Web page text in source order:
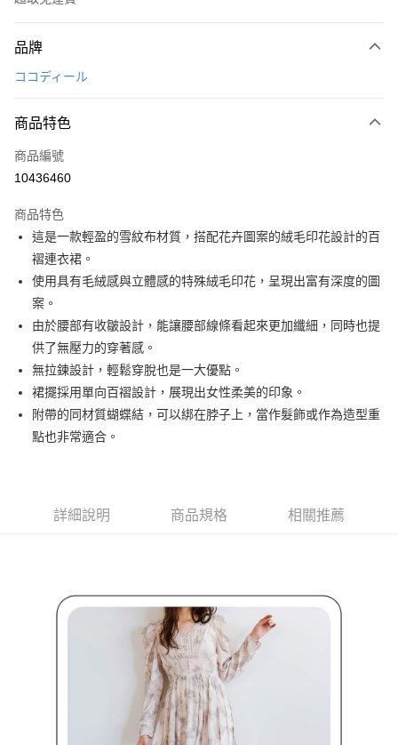
信用卡一次付款
LINE Pay
Apple Pay
悠遊付
大哥付你分期
相關說明
【大哥付你分期使用說明】
1.本服務由台灣大哥大提供，台灣大哥大用戶可立即使用無須另外申請。
2.付款方式選擇「大哥付你分期」，訂單成立後會自動跳轉到大哥付的交易
流程，驗證手機門號後，選擇欲分期的期數、繳款截止日，確認付款後即完
成交易。
3.實際核准額度、可分期數及費用金額請依後續交易確認頁面所載為準。
4.訂單成立30分鐘內，如未前往確認交易或遇審核未通過，訂單將自動取
消。如遇「轉專審核」未通過狀況，表示未達大哥付你分期系統評分，恕無
【繳款方式說明】
帳／街口支付／iPASS MONEY」等通路繳費。
2.基於同意付款使用「大哥付你分期」之契約關係目的，商店將以您的個人
資料（包含姓名、電話或地址）提供予台灣大哥大進項蒐集、處理及利用，
由本公司與您本人進行分期帳單所需資料之確認、核對及更正。
3.完整用戶服務條款，請詳閱以下連結：
https://oppay.tw/userRule
AFTEE先享後付
相關說明
【關於「AFTEE先享後付」】
AFTEE先享後付是「在收到商品之後才付款」的支付方式。 讓您購物簡單
便利好安心！
１．簡單：不需註冊會員、不需綁卡、不需儲值。
２．便利：只要手機號碼，簡訊認證，即可結帳。
３．安心：先確認商品／服務後，再付款。
２．訂單成立數日內，您將收到繳費通知簡訊。
後付繳納相關費用。
※ 交易是否成功請以「AFTEE先享後付 」之結帳頁面顯示為準，若有關於
是否繳費成功／繳費後需取消欲退款等相關疑問，請聯繫「AFTEE先享後付
https://netprotections.freshdesk.com/support/home
１．透過由恩沛科技股份有限公司提供之「AFTEE先享後付」服務完成之交
易，需依本服務之必要範圍內提供個人資料，並將交易相關給付款項請求債
權轉讓予恩沛科技股份有限公司。
２．關於個人資料處理事宜，請瀏覽以下網址：
ATM付款
運送方式
全家取貨付款
付款後萊爾富取貨
品牌
ココディール
商品特色
商品編號
10436460
商品特色
這是一款輕盈的雪紋布材質，搭配花卉圖案的絨毛印花設計的百
褶連衣裙。
使用具有毛絨感與立體感的特殊絨毛印花，呈現出富有深度的圖
案。
由於腰部有收皺設計，能讓腰部線條看起來更加纖細，同時也提
供了無壓力的穿著感。
無拉鍊設計，輕鬆穿脫也是一大優點。
裙擺採用單向百褶設計，展現出女性柔美的印象。
附帶的同材質蝴蝶結，可以綁在脖子上，當作髮飾或作為造型重
點也非常適合。
詳細說明 商品規格 相關推薦